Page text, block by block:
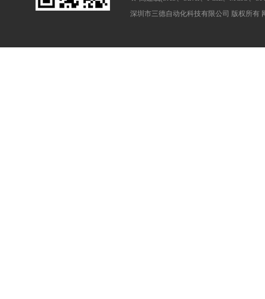
深圳市三德自动化科技有限公司 版权所有